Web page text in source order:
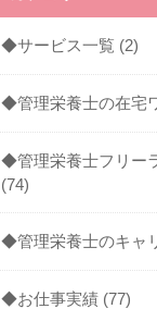
◆サービス一覧 (2)
◆管理栄養士の在宅
◆管理栄養士フリー
(74)
◆管理栄養士のキャ
◆お仕事実績 (77)